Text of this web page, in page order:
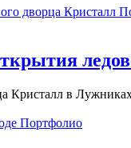
Кристалл в
Портфолио